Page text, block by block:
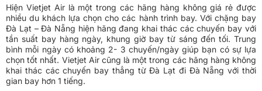
Hiện Vietjet Air là một trong các hãng hàng không giá rẻ được
nhiều du khách lựa chọn cho các hành trình bay. Với chặng bay
Đà Lạt – Đà Nẵng hiện hãng đang khai thác các chuyến bay với
tần suất bay hàng ngày, khung giờ bay từ sáng đến tối. Trung
bình mỗi ngày có khoảng 2- 3 chuyến/ngày giúp bạn có sự lựa
chọn tốt nhất. Vietjet Air cũng là một trong các hãng hàng không
khai thác các chuyến bay thẳng từ Đà Lạt đi Đà Nẵng với thời
gian bay hơn 1 tiếng.